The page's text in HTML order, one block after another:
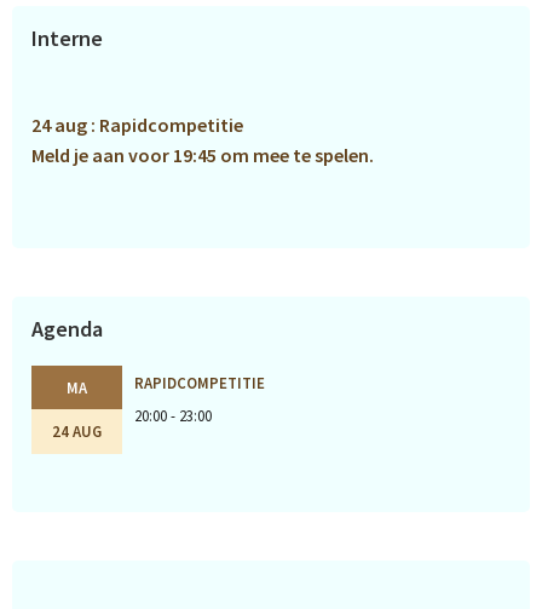
Primaire
Interne
24 aug : Rapidcompetitie
Meld je aan voor 19:45 om mee te spelen.
Agenda
MA
24 AUG
RAPIDCOMPETITIE
20:00 - 23:00